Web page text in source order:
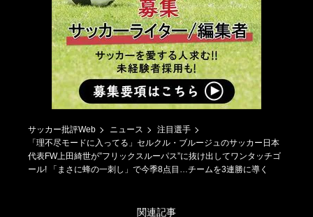
サッカー批評Web ニュース
注目選手
「理不尽モードに入ってる」セルクル・ブルージュのサッカー日本
代表FW上田綺世が”フリックスルーパス”に抜け出してワンタッチゴ
ール! 「まさに蜂の一刺し」で今季8点目…チームを3連勝に導く
関連記事